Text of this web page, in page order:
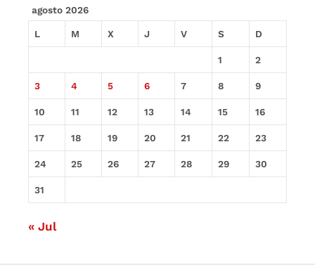
agosto 2026
L M X J V S D
1 2
3 4 5 6 7 8 9
10 11 12 13 14 15 16
17 18 19 20 21 22 23
24 25 26 27 28 29 30
31
« Jul